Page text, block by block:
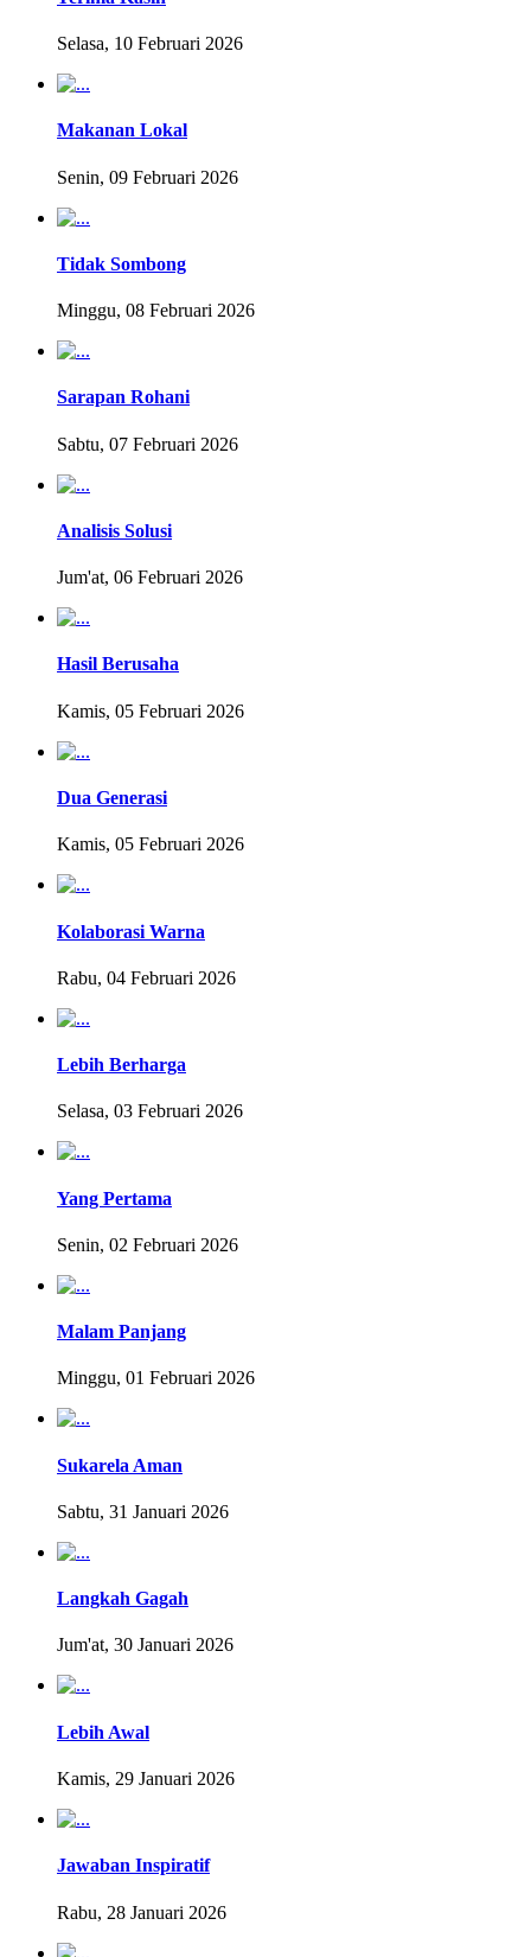
Selasa, 10 Februari 2026
Makanan Lokal
Senin, 09 Februari 2026
Tidak Sombong
Minggu, 08 Februari 2026
Sarapan Rohani
Sabtu, 07 Februari 2026
Analisis Solusi
Jum'at, 06 Februari 2026
Hasil Berusaha
Kamis, 05 Februari 2026
Dua Generasi
Kamis, 05 Februari 2026
Kolaborasi Warna
Rabu, 04 Februari 2026
Lebih Berharga
Selasa, 03 Februari 2026
Yang Pertama
Senin, 02 Februari 2026
Malam Panjang
Minggu, 01 Februari 2026
Sukarela Aman
Sabtu, 31 Januari 2026
Langkah Gagah
Jum'at, 30 Januari 2026
Lebih Awal
Kamis, 29 Januari 2026
Jawaban Inspiratif
Rabu, 28 Januari 2026